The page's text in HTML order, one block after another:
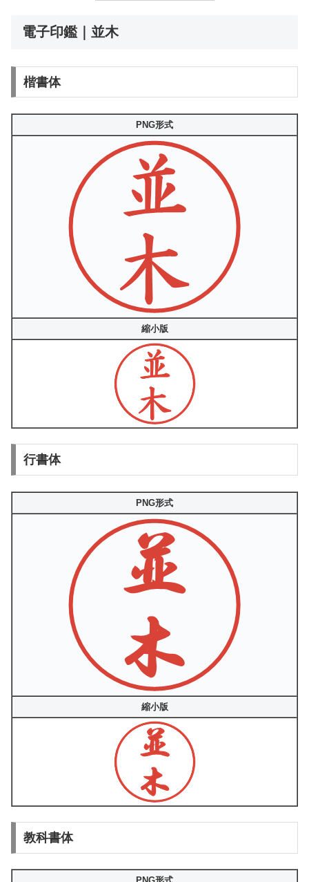
電子印鑑｜並木
楷書体
PNG形式
縮小版
行書体
PNG形式
縮小版
教科書体